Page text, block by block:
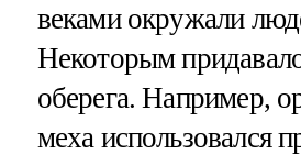
веками окружали
Некоторым
оберега. Например,
меха использовался